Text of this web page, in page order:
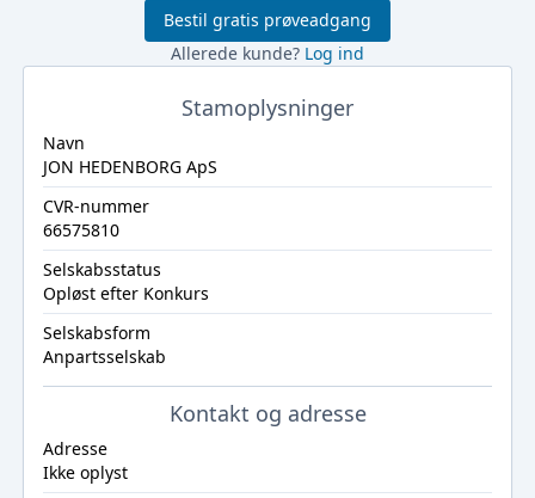
Bestil gratis prøveadgang
Allerede kunde? Log ind
Stamoplysninger
Navn
JON HEDENBORG ApS
CVR-nummer
66575810
Selskabsstatus
Opløst efter Konkurs
Selskabsform
Anpartsselskab
Kontakt og adresse
Adresse
Ikke oplyst